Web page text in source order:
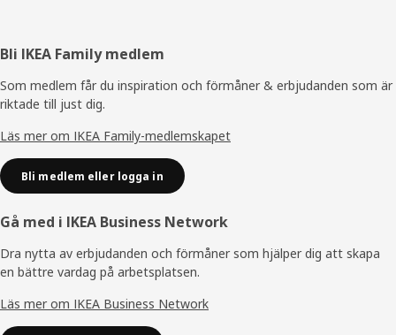
Sidfot
Bli IKEA Family medlem
Som medlem får du inspiration och förmåner & erbjudanden som är
riktade till just dig.
Läs mer om IKEA Family-medlemskapet
Bli medlem eller logga in
Gå med i IKEA Business Network
Dra nytta av erbjudanden och förmåner som hjälper dig att skapa
en bättre vardag på arbetsplatsen.
Läs mer om IKEA Business Network